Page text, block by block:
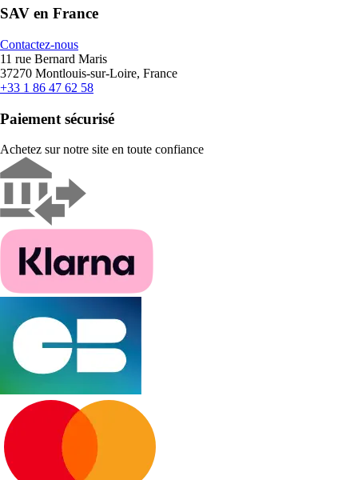
SAV en France
Contactez-nous
11 rue Bernard Maris
37270 Montlouis-sur-Loire, France
+33 1 86 47 62 58
Paiement sécurisé
Achetez sur notre site en toute confiance